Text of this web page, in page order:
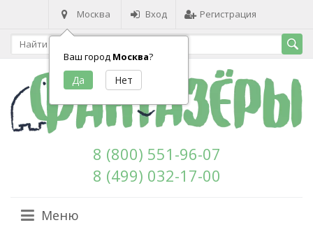
Москва
Ваш город Москва?
Вход Регистрация
8 (800) 551-96-07
8 (499) 032-17-00
Меню